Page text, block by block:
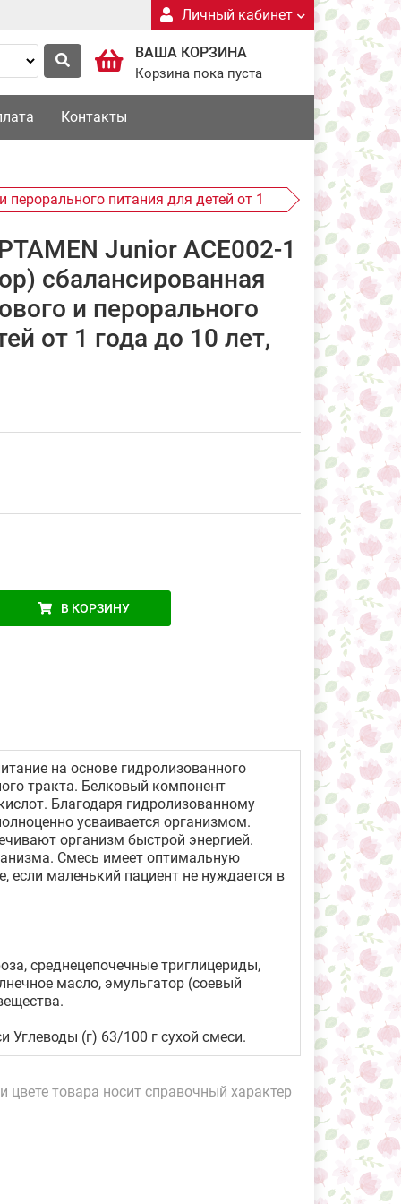
Личный кабинет
ВАША КОРЗИНА
Корзина пока пуста
Контакты
питания для детей от 1
Junior ACE002-1
сбалансированная
и перорального
от 1 года до 10 лет,
В КОРЗИНУ
на основе гидролизованного
тракта. Белковый компонент
Благодаря гидролизованному
усваивается организмом.
организм быстрой энергией.
Смесь имеет оптимальную
если маленький пациент не нуждается в
среднецепочечные триглицериды,
масло, эмульгатор (соевый
Углеводы (г) 63/100 г сухой смеси.
цвете товара носит справочный характер